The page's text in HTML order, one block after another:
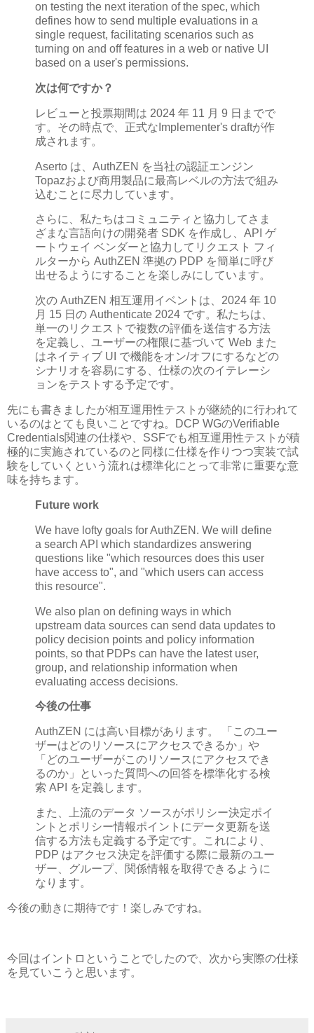
on testing the next iteration of the spec, which
defines how to send multiple evaluations in a
single request, facilitating scenarios such as
turning on and off features in a web or native UI
based on a user's permissions.
次は何ですか？
レビューと投票期間は 2024 年 11 月 9 日までで
す。その時点で、正式なImplementer's draftが作
成されます。
Aserto は、AuthZEN を当社の認証エンジン
Topazおよび商用製品に最高レベルの方法で組み
込むことに尽力しています。
さらに、私たちはコミュニティと協力してさま
ざまな言語向けの開発者 SDK を作成し、API ゲ
ートウェイ ベンダーと協力してリクエスト フィ
ルターから AuthZEN 準拠の PDP を簡単に呼び
出せるようにすることを楽しみにしています。
次の AuthZEN 相互運用イベントは、2024 年 10
月 15 日の Authenticate 2024 です。私たちは、
単一のリクエストで複数の評価を送信する方法
を定義し、ユーザーの権限に基づいて Web また
はネイティブ UI で機能をオン/オフにするなどの
シナリオを容易にする、仕様の次のイテレーシ
ョンをテストする予定です。
先にも書きましたが相互運用性テストが継続的に行われて
いるのはとても良いことですね。DCP WGのVerifiable
Credentials関連の仕様や、SSFでも相互運用性テストが積
極的に実施されているのと同様に仕様を作りつつ実装で試
験をしていくという流れは標準化にとって非常に重要な意
味を持ちます。
Future work
We have lofty goals for AuthZEN. We will define
a search API which standardizes answering
questions like "which resources does this user
have access to", and "which users can access
this resource".
We also plan on defining ways in which
upstream data sources can send data updates to
policy decision points and policy information
points, so that PDPs can have the latest user,
group, and relationship information when
evaluating access decisions.
今後の仕事
AuthZEN には高い目標があります。 「このユー
ザーはどのリソースにアクセスできるか」や
「どのユーザーがこのリソースにアクセスでき
るのか」といった質問への回答を標準化する検
索 API を定義します。
また、上流のデータ ソースがポリシー決定ポイ
ントとポリシー情報ポイントにデータ更新を送
信する方法も定義する予定です。これにより、
PDP はアクセス決定を評価する際に最新のユー
ザー、グループ、関係情報を取得できるように
なります。
今後の動きに期待です！楽しみですね。
今回はイントロということでしたので、次から実際の仕様
を見ていこうと思います。